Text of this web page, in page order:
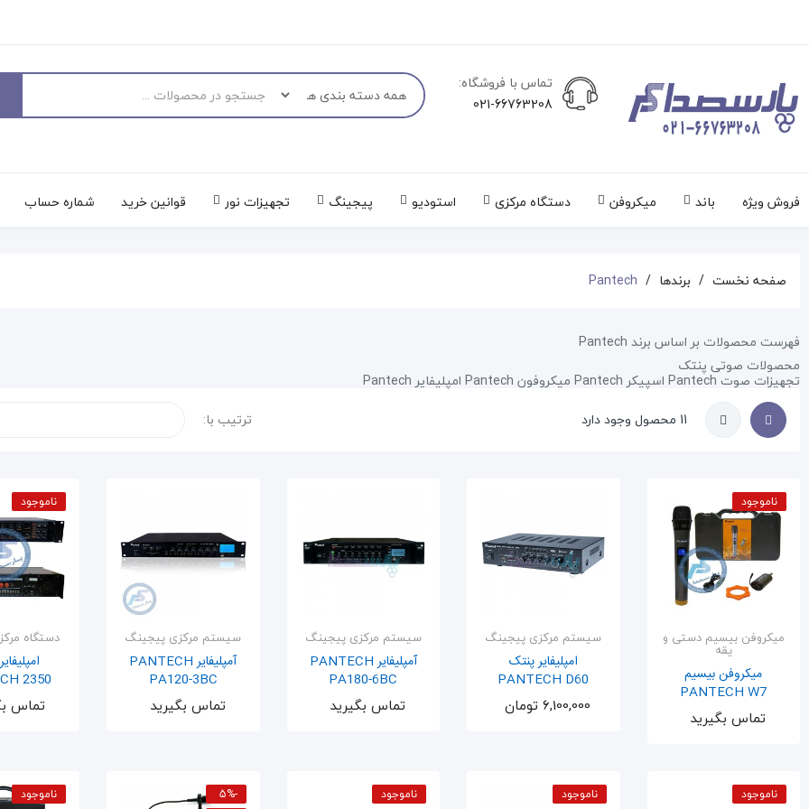
تماس با فروشگاه:
021-66763208
فروش ویژه باند میکروفن دستگاه مرکزی استودیو پیجینگ تجهیزات نور قوانین خرید شماره حساب
صفحه نخست برندها Pantech
فهرست محصولات بر اساس برند Pantech
محصولات صوتی پنتک
تجهیزات صوت Pantech اسپیکر Pantech میکروفون Pantech امپلیفایر Pantech
11 محصول وجود دارد
ترتیب با:
ناموجود
میکروفن بیسیم دستی و
یقه
میکروفن بیسیم
PANTECH W7
تماس بگیرید
اضافه به سبد
سیستم مرکزی پیجینگ
امپلیفایر پنتک
PANTECH D60
6,100,000 تومان
اضافه به سبد
سیستم مرکزی پیجینگ
آمپلیفایر PANTECH
PA180-6BC
تماس بگیرید
اضافه به سبد
سیستم مرکزی پیجینگ
آمپلیفایر PANTECH
PA120-3BC
تماس بگیرید
اضافه به سبد
ناموجود
دستگاه
2350
تماس
اضافه
ناموجود ناموجود ناموجود
-5%
ناموجود